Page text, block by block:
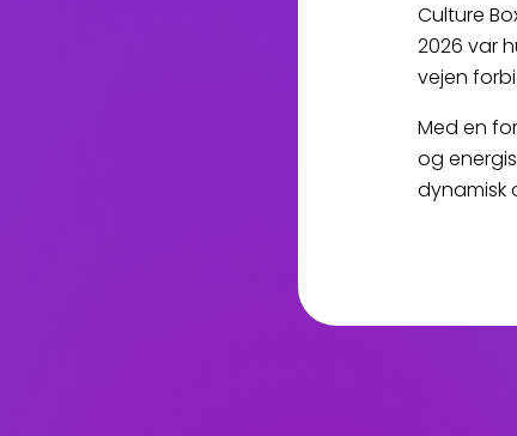
Culture
2026 var
vejen
Med en
og
dynamisk